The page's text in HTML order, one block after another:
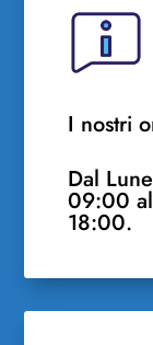
I nostri
Dal
09:00
18:00.